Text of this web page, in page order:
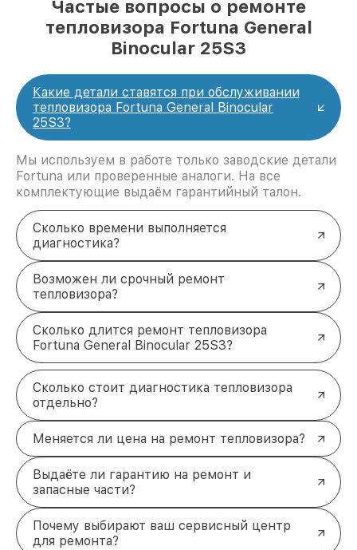
Частые вопросы о ремонте
тепловизора Fortuna General
Binocular 25S3
Какие детали ставятся при обслуживании
тепловизора Fortuna General Binocular
25S3?
Мы используем в работе только заводские детали
Fortuna или проверенные аналоги. На все
комплектующие выдаём гарантийный талон.
Сколько времени выполняется
диагностика?
Возможен ли срочный ремонт
тепловизора?
Сколько длится ремонт тепловизора
Fortuna General Binocular 25S3?
Сколько стоит диагностика тепловизора
отдельно?
Меняется ли цена на ремонт тепловизора?
Выдаёте ли гарантию на ремонт и
запасные части?
Почему выбирают ваш сервисный центр
для ремонта?